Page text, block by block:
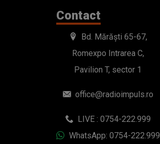
Contact
Bd. Mărăști 65-67,
Romexpo Intrarea C,
Pavilion T, sector 1
office@radioimpuls.ro
LIVE : 0754-222.999
WhatsApp: 0754-222.999